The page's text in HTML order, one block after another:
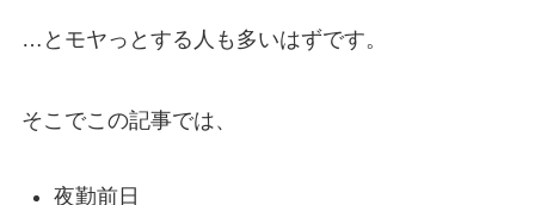
…とモヤっとする人も多いはずです。
そこでこの記事では、
夜勤前日